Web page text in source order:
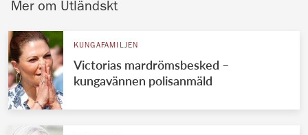
Mer om Utländskt
KUNGAFAMILJEN
Victorias mardrömsbesked –
kungavännen polisanmäld